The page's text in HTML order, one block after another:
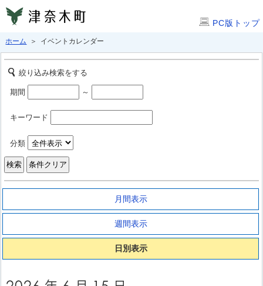
PC版トップ
ホーム ＞ イベントカレンダー
絞り込み検索をする
期間 ～
キーワード
分類
月間表示
週間表示
日別表示